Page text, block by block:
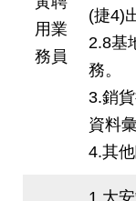
用業
務員
(捷4)
2.8基
務。
3.銷
資料
4.其
1.大